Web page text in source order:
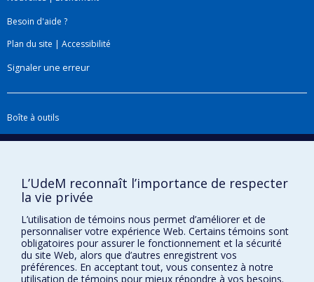
Besoin d'aide ?
Plan du site | Accessibilité
Signaler une erreur
Boîte à outils
Téléchargez les logos de l'ESPUM
L’UdeM reconnaît l’importance de respecter
la vie privée
L’utilisation de témoins nous permet d’améliorer et de
personnaliser votre expérience Web. Certains témoins sont
obligatoires pour assurer le fonctionnement et la sécurité
du site Web, alors que d’autres enregistrent vos
préférences. En acceptant tout, vous consentez à notre
utilisation de témoins pour mieux répondre à vos besoins.